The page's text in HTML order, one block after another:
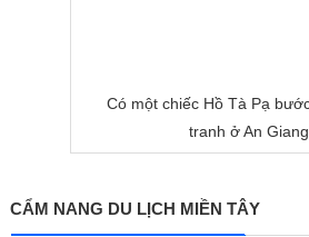
Có một chiếc Hồ Tà Pạ
tranh ở An Giang
CẨM NANG DU LỊCH MIỀN TÂY